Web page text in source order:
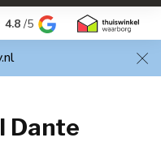
4.8 /5
Dante